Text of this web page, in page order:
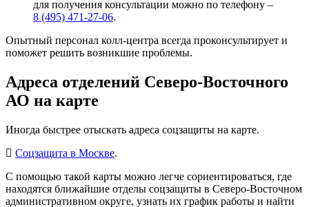
для получения консультации можно по телефону –
8 (495) 471-27-06.
Опытный персонал колл-центра всегда проконсультирует и
поможет решить возникшие проблемы.
Адреса отделений Северо-Восточного
АО на карте
Иногда быстрее отыскать адреса соцзащиты на карте.
Соцзащита в Москве.
С помощью такой карты можно легче сориентироваться, где
находятся ближайшие отделы соцзащиты в Северо-Восточном
административном округе, узнать их график работы и найти